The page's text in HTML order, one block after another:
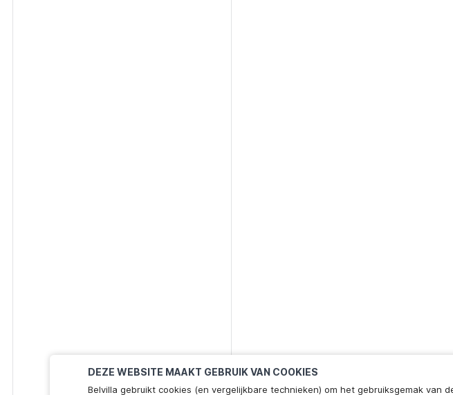
DEZE WEBSITE MAAKT GEBRUIK VAN COOKIES
Belvilla gebruikt cookies (en vergelijkbare technieken) om het gebruiksgemak van